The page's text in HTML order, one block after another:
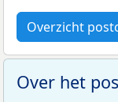
Overzicht
Over het